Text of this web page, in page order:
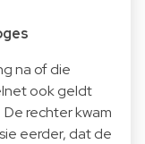
na of die
ook geldt
rechter kwam
eerder, dat de